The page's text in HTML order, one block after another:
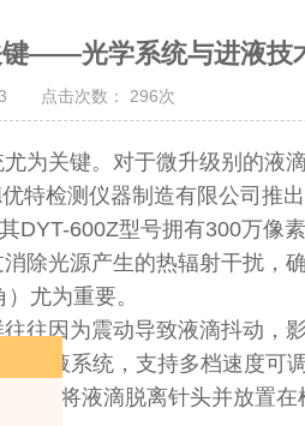
键——光学系统与进液技
点击次数： 296次
尤为关键。对于微升级别的液
特检测仪器制造有限公司推出
DYT-600Z型号拥有300万像
除光源产生的热辐射干扰，
尤为重要。
因为震动导致液滴抖动，影
进液系统，支持多档速度可
利将液滴脱离针头并放置在